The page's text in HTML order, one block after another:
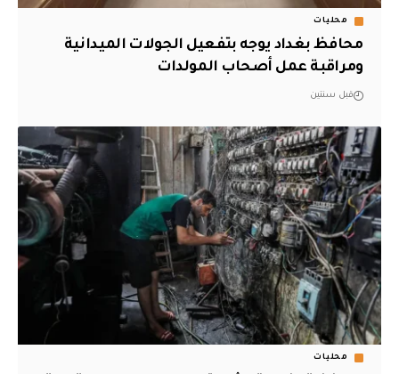
محليات
محافظ بغداد يوجه بتفعيل الجولات الميدانية
ومراقبة عمل أصحاب المولدات
قبل سنتين
محليات